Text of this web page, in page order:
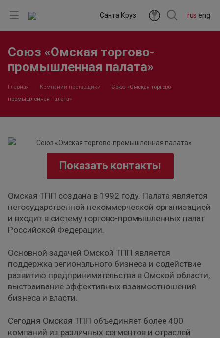
rus eng
Санта Круз
Союз «Омская торгово-
промышленная палата»
Главная Компании поставщики
Союз «Омская торгово-
промышленная палата»
Показать контакты
Омская ТПП создана в 1992 году. Палата является
негосударственной некоммерческой организацией
и входит в систему торгово-промышленных палат
Российской Федерации.
Основной задачей Омской ТПП является
поддержка регионального бизнеса и содействие
развитию предпринимательства в Омской области,
выстраивание эффективных взаимоотношений
бизнеса и власти.
Сегодня Омская ТПП объединяет более 400
компаний из различных сегментов и отраслей